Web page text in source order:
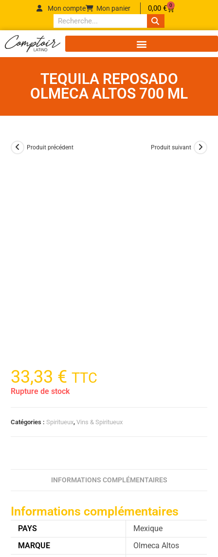
Mon compte Mon panier 0,00 € 0
TEQUILA REPOSADO
OLMECA ALTOS 700 ML
Produit précédent Produit suivant
33,33 € TTC
Rupture de stock
Catégories :Spiritueux,Vins & Spiritueux
INFORMATIONS COMPLÉMENTAIRES
Informations complémentaires
PAYS
Mexique
MARQUE
Olmeca Altos